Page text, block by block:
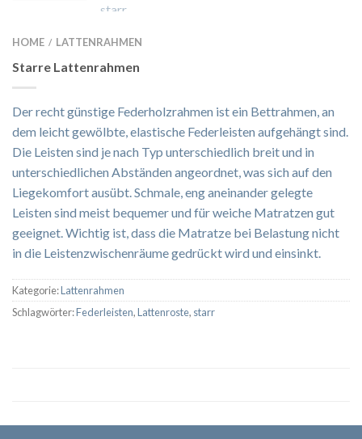
HOME / LATTENRAHMEN
Starre Lattenrahmen
Der recht günstige Federholzrahmen ist ein Bettrahmen, an
dem leicht gewölbte, elastische Federleisten aufgehängt sind.
Die Leisten sind je nach Typ unterschiedlich breit und in
unterschiedlichen Abständen angeordnet, was sich auf den
Liegekomfort ausübt. Schmale, eng aneinander gelegte
Leisten sind meist bequemer und für weiche Matratzen gut
geeignet. Wichtig ist, dass die Matratze bei Belastung nicht
in die Leistenzwischenräume gedrückt wird und einsinkt.
Kategorie:Lattenrahmen
Schlagwörter:Federleisten,Lattenroste, starr